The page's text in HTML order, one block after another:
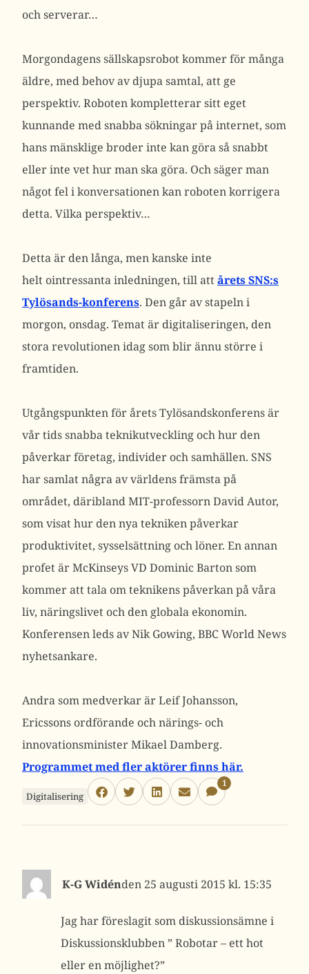
och serverar…
Morgondagens sällskapsrobot kommer för många
äldre, med behov av djupa samtal, att ge
perspektiv. Roboten kompletterar sitt eget
kunnande med snabba sökningar på internet, som
hans mänsklige broder inte kan göra så snabbt
eller inte vet hur man ska göra. Och säger man
något fel i konversationen kan roboten korrigera
detta. Vilka perspektiv…
Detta är den långa, men kanske inte
helt ointressanta inledningen, till attårets SNS:s
Tylösands-konferens. Den går av stapeln i
morgon, onsdag. Temat är digitaliseringen, den
stora revolutionen idag som blir ännu större i
framtiden.
Utgångspunkten för årets Tylösandskonferens är
vår tids snabba teknikutveckling och hur den
påverkar företag, individer och samhällen. SNS
har samlat några av världens främsta på
området, däribland MIT-professorn David Autor,
som visat hur den nya tekniken påverkar
produktivitet, sysselsättning och löner. En annan
profet är McKinseys VD Dominic Barton som
kommer att tala om teknikens påverkan på våra
liv, näringslivet och den globala ekonomin.
Konferensen leds av Nik Gowing, BBC World News
nyhetsankare.
Andra som medverkar är Leif Johansson,
Ericssons ordförande och närings- och
innovationsminister Mikael Damberg.
Programmet med fler aktörer finns här.
Digitalisering
1
K-G Widén 25 augusti 2015 kl. 15:35
Jag har föreslagit som diskussionsämne i
Diskussionsklubben ” Robotar – ett hot
eller en möjlighet?”